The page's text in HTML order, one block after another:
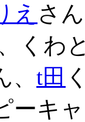
え さん
くわ
t田
ーキ